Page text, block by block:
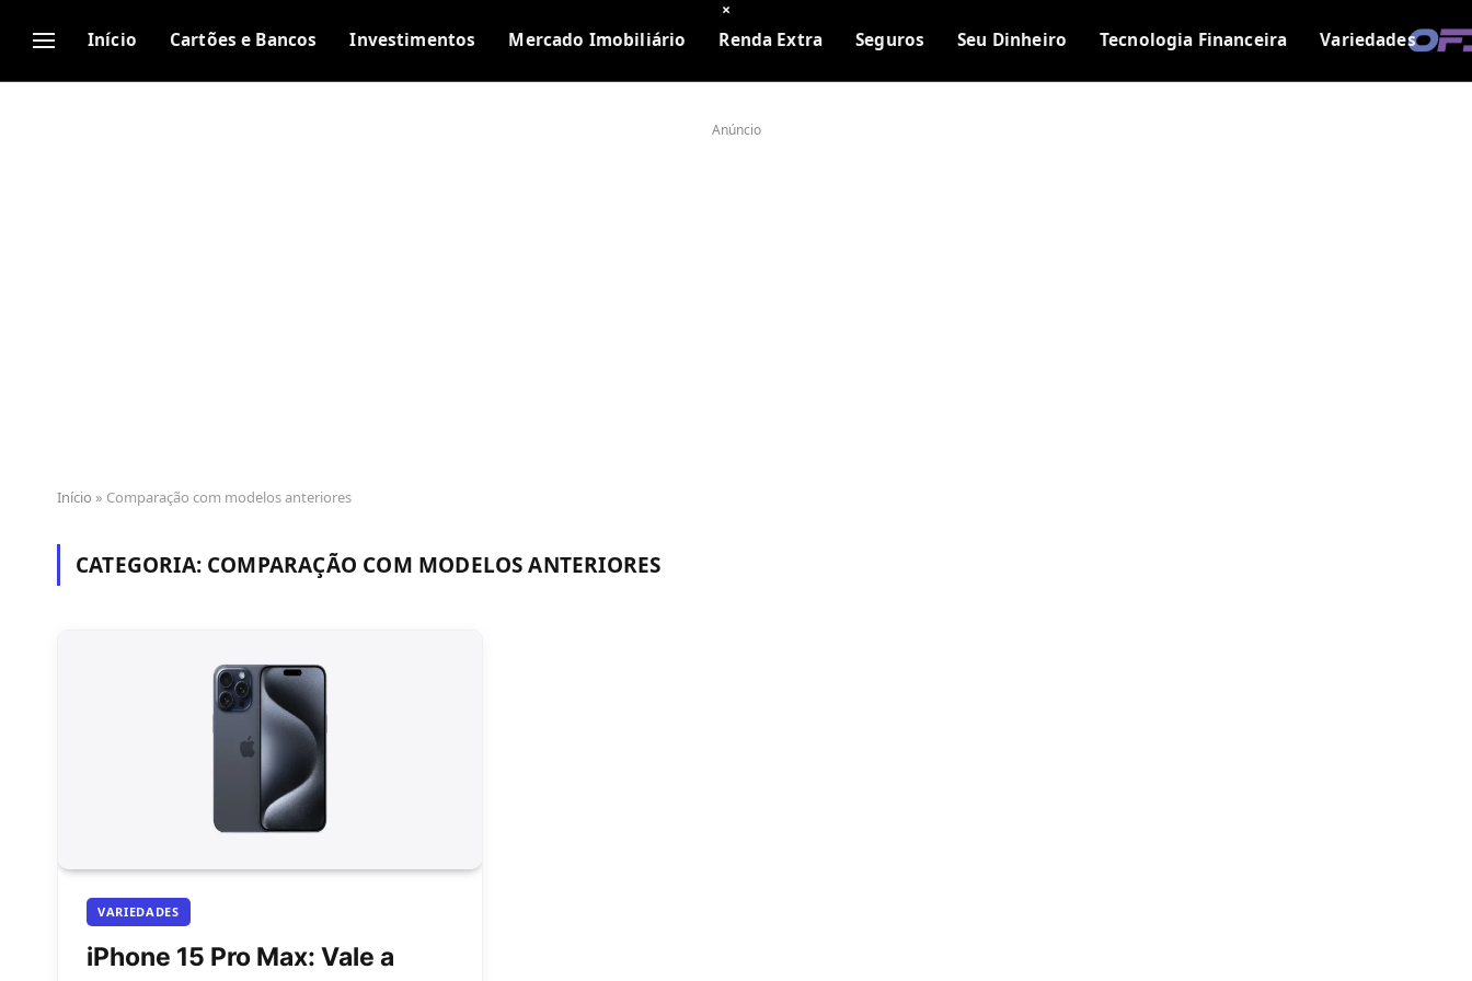
Início Cartões e Bancos Investimentos Mercado Imobiliário Renda Extra Seguros Seu Dinheiro Tecnologia Financeira Variedades
Anúncio
Início » Comparação com modelos anteriores
CATEGORIA: COMPARAÇÃO COM MODELOS ANTERIORES
VARIEDADES
iPhone 15 Pro Max: Vale a
×